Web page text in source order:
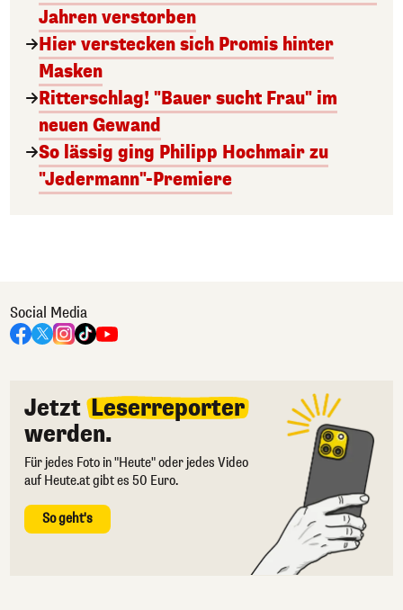
Jahren verstorben
Hier verstecken sich Promis hinter
Masken
Ritterschlag! "Bauer sucht Frau" im
neuen Gewand
So lässig ging Philipp Hochmair zu
"Jedermann"-Premiere
Social Media
Jetzt Leserreporter
werden.
Für jedes Foto in "Heute" oder jedes Video
auf Heute.at gibt es 50 Euro.
So geht's